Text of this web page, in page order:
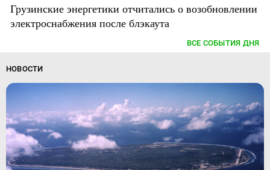
Грузинские энергетики отчитались о возобновлении
электроснабжения после блэкаута
ВСЕ СОБЫТИЯ ДНЯ
НОВОСТИ